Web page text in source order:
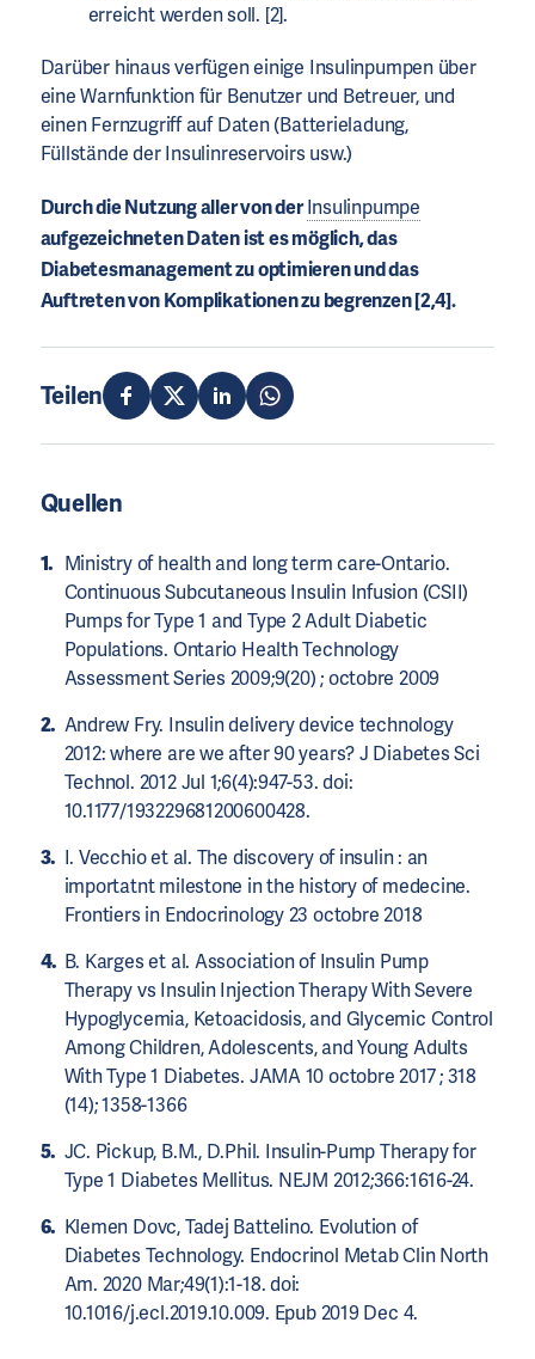
erreicht werden soll. [2].
Darüber hinaus verfügen einige Insulinpumpen über
eine Warnfunktion für Benutzer und Betreuer, und
einen Fernzugriff auf Daten (Batterieladung,
Füllstände der Insulinreservoirs usw.)
Durch die Nutzung aller von derInsulinpumpe
aufgezeichneten Daten ist es möglich, das
Diabetesmanagement zu optimieren und das
Auftreten von Komplikationen zu begrenzen [2,4].
Teilen
Quellen
Ministry of health and long term care-Ontario.
Continuous Subcutaneous Insulin Infusion (CSII)
Pumps for Type 1 and Type 2 Adult Diabetic
Populations. Ontario Health Technology
Assessment Series 2009;9(20) ; octobre 2009
Andrew Fry. Insulin delivery device technology
2012: where are we after 90 years? J Diabetes Sci
Technol. 2012 Jul 1;6(4):947-53. doi:
10.1177/193229681200600428.
I. Vecchio et al. The discovery of insulin : an
importatnt milestone in the history of medecine.
Frontiers in Endocrinology 23 octobre 2018
B. Karges et al. Association of Insulin Pump
Therapy vs Insulin Injection Therapy With Severe
Hypoglycemia, Ketoacidosis, and Glycemic Control
Among Children, Adolescents, and Young Adults
With Type 1 Diabetes. JAMA 10 octobre 2017 ; 318
(14); 1358-1366
JC. Pickup, B.M., D.Phil. Insulin-Pump Therapy for
Type 1 Diabetes Mellitus. NEJM 2012;366:1616-24.
Klemen Dovc, Tadej Battelino. Evolution of
Diabetes Technology. Endocrinol Metab Clin North
Am. 2020 Mar;49(1):1-18. doi:
10.1016/j.ecl.2019.10.009. Epub 2019 Dec 4.